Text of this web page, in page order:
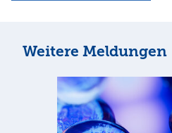
Weitere Meldungen